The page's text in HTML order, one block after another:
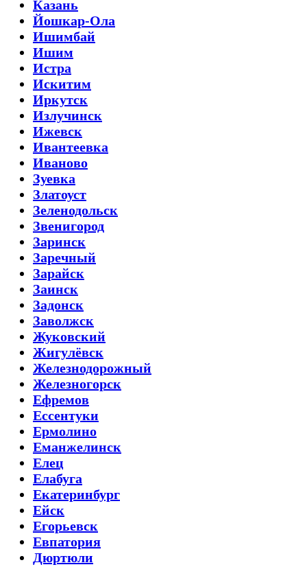
Казань
Йошкар-Ола
Ишимбай
Ишим
Истра
Искитим
Иркутск
Излучинск
Ижевск
Ивантеевка
Иваново
Зуевка
Златоуст
Зеленодольск
Звенигород
Заринск
Заречный
Зарайск
Заинск
Задонск
Заволжск
Жуковский
Жигулёвск
Железнодорожный
Железногорск
Ефремов
Ессентуки
Ермолино
Еманжелинск
Елец
Елабуга
Екатеринбург
Ейск
Егорьевск
Евпатория
Дюртюли